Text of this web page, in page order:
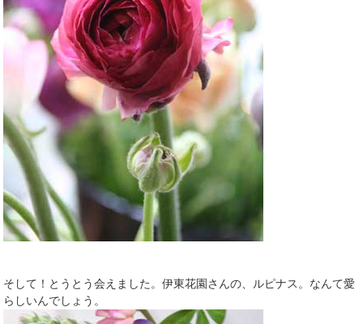
そして！とうとう会えました。伊東花園さんの、ルピナス。なんて愛
らしいんでしょう。